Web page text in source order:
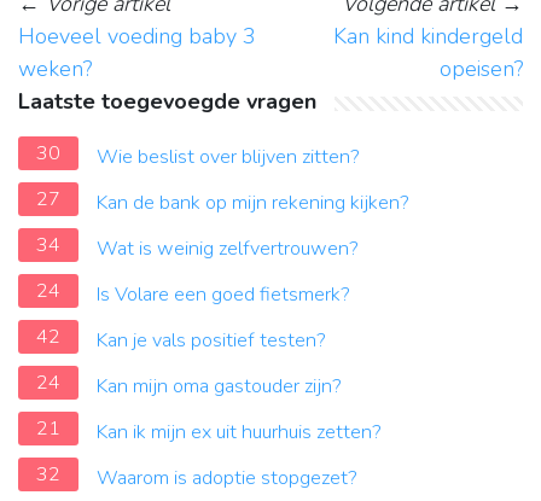
Hoeveel voeding baby 3
weken?
Kan kind kindergeld
opeisen?
Laatste toegevoegde vragen
30
Wie beslist over blijven zitten?
27
Kan de bank op mijn rekening kijken?
34
Wat is weinig zelfvertrouwen?
24
Is Volare een goed fietsmerk?
42
Kan je vals positief testen?
24
Kan mijn oma gastouder zijn?
21
Kan ik mijn ex uit huurhuis zetten?
32
Waarom is adoptie stopgezet?